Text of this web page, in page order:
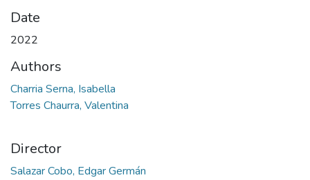
Date
2022
Authors
Charria Serna, Isabella
Torres Chaurra, Valentina
Director
Salazar Cobo, Edgar Germán